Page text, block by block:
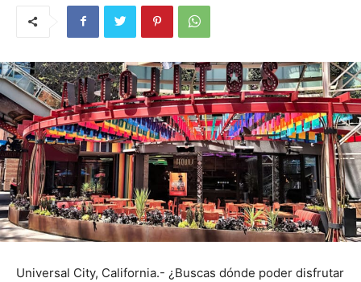
Universal City, California.- ¿Buscas dónde poder disfrutar